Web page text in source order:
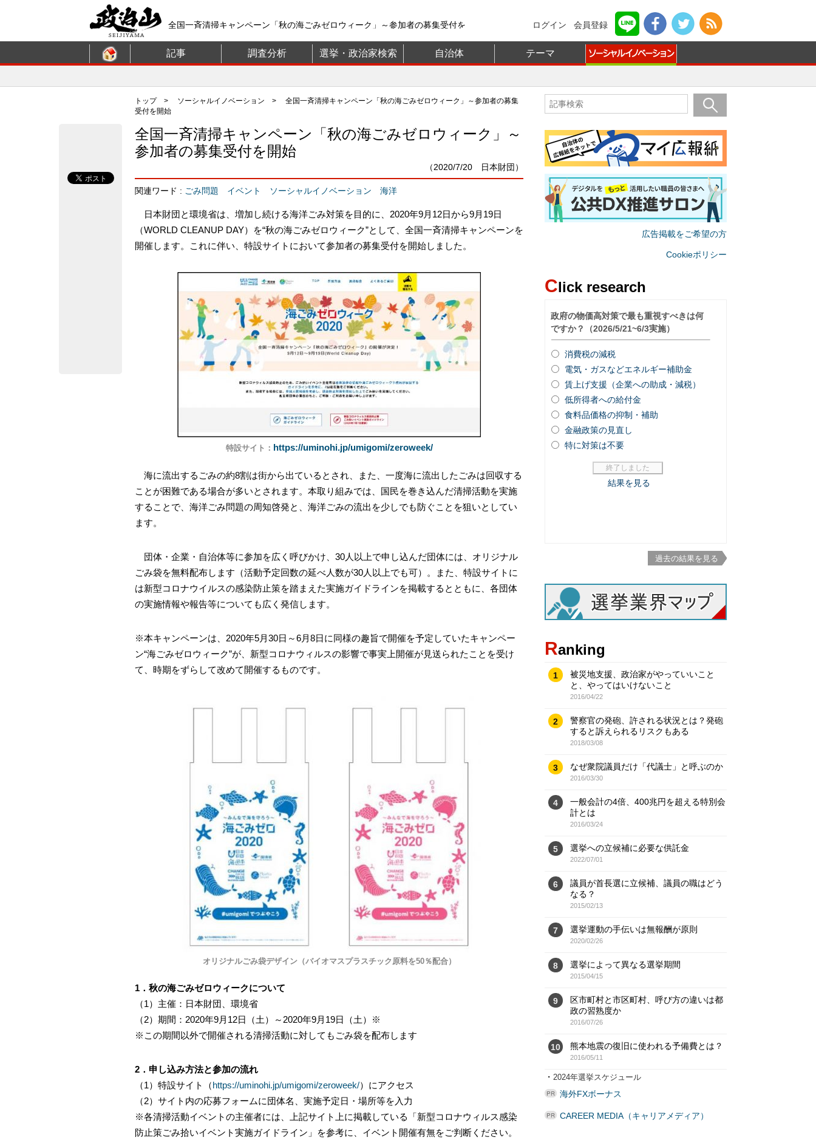
全国一斉清掃キャンペーン「秋の海ごみゼロウィーク」～参加者の募集受付を
ログイン 会員登録
記事 調査分析 選挙・政治家検索 自治体 テーマ
トップ> ソーシャルイノベーション > 全国一斉清掃キャンペーン「秋の海ごみゼロウィーク」～参加者の募集
受付を開始
全国一斉清掃キャンペーン「秋の海ごみゼロウィーク」～
参加者の募集受付を開始
（2020/7/20 日本財団）
関連ワード : ごみ問題 イベント ソーシャルイノベーション 海洋
日本財団と環境省は、増加し続ける海洋ごみ対策を目的に、2020年9月12日から9月19日
（WORLD CLEANUP DAY）を“秋の海ごみゼロウィーク”として、全国一斉清掃キャンペーンを
開催します。これに伴い、特設サイトにおいて参加者の募集受付を開始しました。
特設サイト： https://uminohi.jp/umigomi/zeroweek/
海に流出するごみの約8割は街から出ているとされ、また、一度海に流出したごみは回収する
ことが困難である場合が多いとされます。本取り組みでは、国民を巻き込んだ清掃活動を実施
することで、海洋ごみ問題の周知啓発と、海洋ごみの流出を少しでも防ぐことを狙いとしてい
ます。
団体・企業・自治体等に参加を広く呼びかけ、30人以上で申し込んだ団体には、オリジナル
ごみ袋を無料配布します（活動予定回数の延べ人数が30人以上でも可）。また、特設サイトに
は新型コロナウイルスの感染防止策を踏まえた実施ガイドラインを掲載するとともに、各団体
の実施情報や報告等についても広く発信します。
※本キャンペーンは、2020年5月30日～6月8日に同様の趣旨で開催を予定していたキャンペー
ン“海ごみゼロウィーク”が、新型コロナウィルスの影響で事実上開催が見送られたことを受け
て、時期をずらして改めて開催するものです。
オリジナルごみ袋デザイン（バイオマスプラスチック原料を50％配合）
1．秋の海ごみゼロウィークについて
（1）主催：日本財団、環境省
（2）期間：2020年9月12日（土）～2020年9月19日（土）※
※この期間以外で開催される清掃活動に対してもごみ袋を配布します
2．申し込み方法と参加の流れ
（1）特設サイト（https://uminohi.jp/umigomi/zeroweek/）にアクセス
（2）サイト内の応募フォームに団体名、実施予定日・場所等を入力
※各清掃活動イベントの主催者には、上記サイト上に掲載している「新型コロナウィルス感染
防止策ごみ拾いイベント実施ガイドライン」を参考に、イベント開催有無をご判断ください。
広告掲載をご希望の方
Cookieポリシー
Click research
過去の結果を見る
Ranking
1
被災地支援、政治家がやっていいこと
と、やってはいけないこと
2016/04/22
2
警察官の発砲、許される状況とは？発砲
すると訴えられるリスクもある
2018/03/08
3 なぜ衆院議員だけ「代議士」と呼ぶのか
2016/03/30
4
一般会計の4倍、400兆円を超える特別会
計とは
2016/03/24
5 選挙への立候補に必要な供託金
2022/07/01
6
議員が首長選に立候補、議員の職はどう
なる？
2015/02/13
7 選挙運動の手伝いは無報酬が原則
2020/02/26
8 選挙によって異なる選挙期間
2015/04/15
9
区市町村と市区町村、呼び方の違いは都
政の習熟度か
2016/07/26
10 熊本地震の復旧に使われる予備費とは？
2016/05/11
・ 2024年選挙スケジュール
海外FXボーナス
CAREER MEDIA（キャリアメディア）